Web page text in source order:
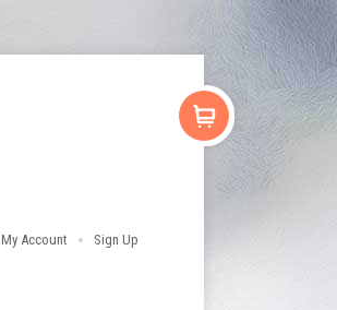
My Account Sign Up